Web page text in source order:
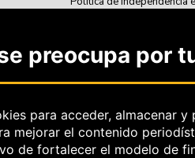
Sobre el derecho de
OjoBiónico: políticas y
Sobre libertad de
a pedidos de retiro de
preocupa por
para acceder, almacenar
mejorar el contenido
de fortalecer el modelo de